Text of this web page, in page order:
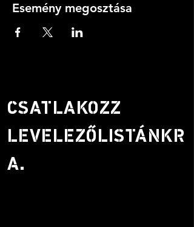
Esemény megosztása
CSATLAKOZZ
LEVELEZŐLISTÁNKR
A.